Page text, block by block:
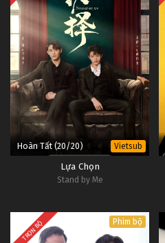
Hoàn Tất (20/20) Vietsub
Lựa Chọn
Stand by Me
TRỌN BỘ Phim bộ